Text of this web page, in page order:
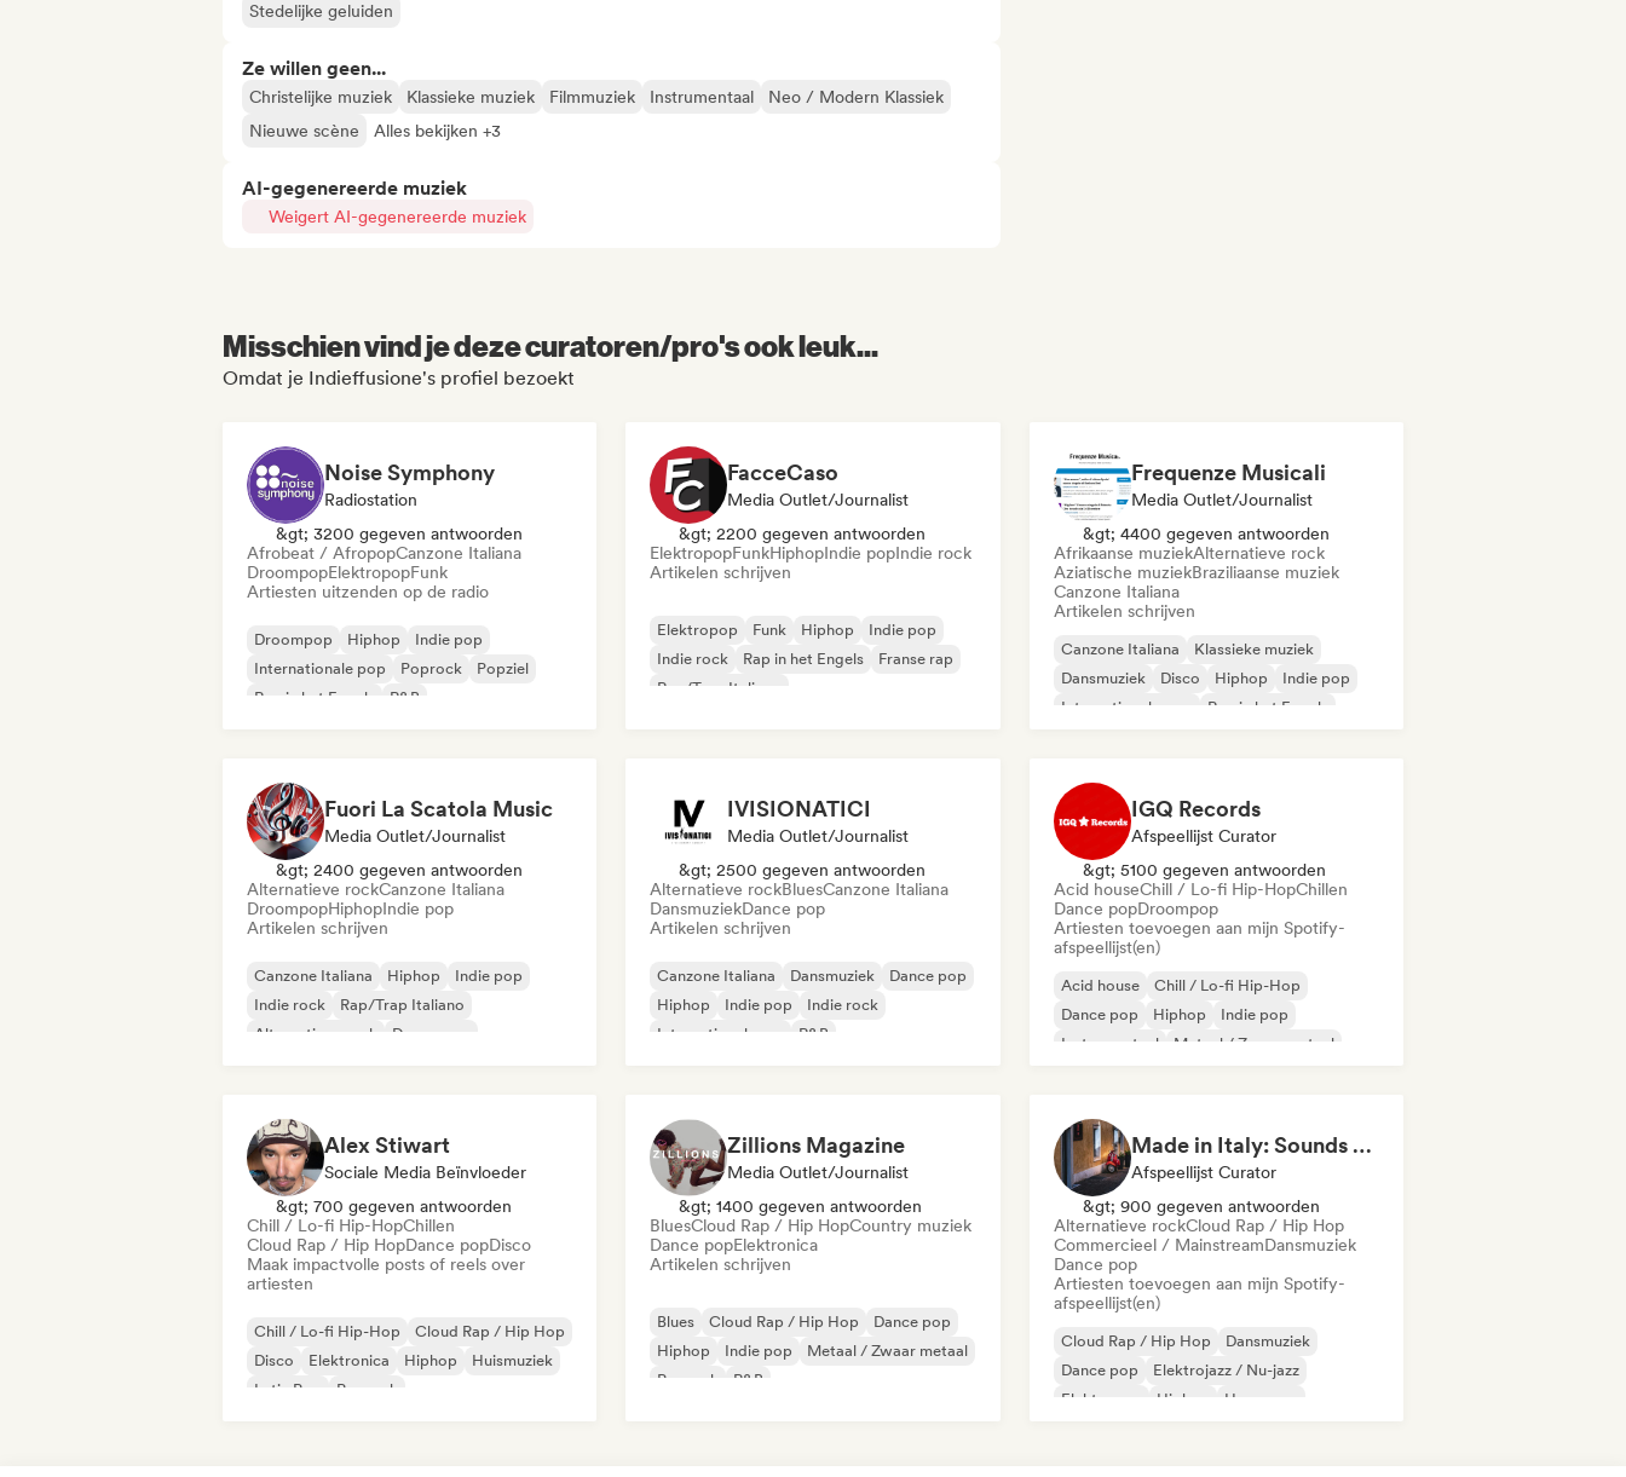
Stedelijke geluiden
Ze willen geen...
Christelijke muziek Klassieke muziek Filmmuziek Instrumentaal
Neo / Modern Klassiek
Nieuwe scène
Alles bekijken +3
AI-gegenereerde muziek
Weigert AI-gegenereerde muziek
Misschien vind je deze curatoren/pro's ook leuk...
Omdat je Indieffusione's profiel bezoekt
Noise Symphony
Radiostation
&gt; 3200 gegeven antwoorden
Afrobeat / AfropopCanzone Italiana
DroompopElektropopFunk
Artiesten uitzenden op de radio
Droompop Hiphop
Indie pop
Internationale pop
Poprock
Popziel
Rap in het Engels
R&B
FacceCaso
Media Outlet/Journalist
&gt; 2200 gegeven antwoorden
ElektropopFunkHiphopIndie popIndie rock
Artikelen schrijven
Elektropop Funk Hiphop
Indie pop
Indie rock
Rap in het Engels
Franse rap
Rap/Trap Italiano
Frequenze Musicali
Media Outlet/Journalist
&gt; 4400 gegeven antwoorden
Afrikaanse muziekAlternatieve rock
Aziatische muziekBraziliaanse muziek
Canzone Italiana
Artikelen schrijven
Canzone Italiana
Klassieke muziek
Dansmuziek
Disco Hiphop
Indie pop
Internationale pop
Rap in het Engels
Fuori La Scatola Music
Media Outlet/Journalist
&gt; 2400 gegeven antwoorden
Alternatieve rockCanzone Italiana
DroompopHiphopIndie pop
Artikelen schrijven
Canzone Italiana Hiphop
Indie pop
Indie rock
Rap/Trap Italiano
Alternatieve rock
Droompop
IVISIONATICI
Media Outlet/Journalist
&gt; 2500 gegeven antwoorden
Alternatieve rockBluesCanzone Italiana
DansmuziekDance pop
Artikelen schrijven
Canzone Italiana Dansmuziek
Dance pop
Hiphop
Indie pop
Indie rock
Internationale rap
R&B
IGQ Records
Afspeellijst Curator
&gt; 5100 gegeven antwoorden
Acid houseChill / Lo-fi Hip-HopChillen
Dance popDroompop
Artiesten toevoegen aan mijn Spotify-
afspeellijst(en)
Acid house
Chill / Lo-fi Hip-Hop
Dance pop
Hiphop
Indie pop
Instrumentaal
Metaal / Zwaar metaal
Alex Stiwart
Sociale Media Beïnvloeder
&gt; 700 gegeven antwoorden
Chill / Lo-fi Hip-HopChillen
Cloud Rap / Hip HopDance popDisco
Maak impactvolle posts of reels over
artiesten
Chill / Lo-fi Hip-Hop
Cloud Rap / Hip Hop
Disco
Elektronica Hiphop
Huismuziek
Latin Pop
Poprock
Zillions Magazine
Media Outlet/Journalist
&gt; 1400 gegeven antwoorden
BluesCloud Rap / Hip HopCountry muziek
Dance popElektronica
Artikelen schrijven
Blues Cloud Rap / Hip Hop
Dance pop
Hiphop
Indie pop
Metaal / Zwaar metaal
Poprock
R&B
Made in Italy: Sounds of the Boot 🇮🇹
Afspeellijst Curator
&gt; 900 gegeven antwoorden
Alternatieve rockCloud Rap / Hip Hop
Commercieel / MainstreamDansmuziek
Dance pop
Artiesten toevoegen aan mijn Spotify-
afspeellijst(en)
Cloud Rap / Hip Hop
Dansmuziek
Dance pop
Elektrojazz / Nu-jazz
Elektropop
Hiphop
Hyperpop